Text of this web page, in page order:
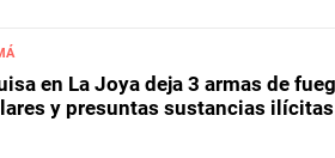
en La Joya deja 3 armas de
y presuntas sustancias ilícitas